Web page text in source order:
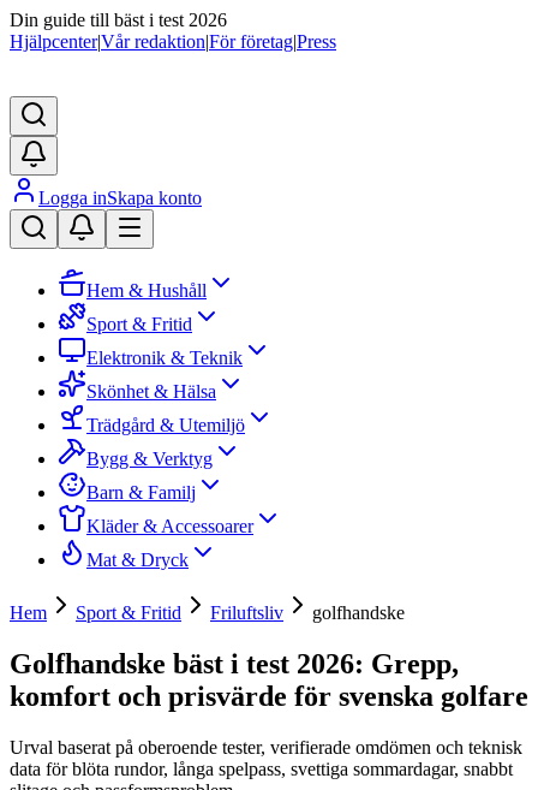
Din guide till bäst i test 2026
Hjälpcenter|Vår redaktion|För företag|Press
Logga inSkapa konto
Hem & Hushåll
Sport & Fritid
Elektronik & Teknik
Skönhet & Hälsa
Trädgård & Utemiljö
Bygg & Verktyg
Barn & Familj
Kläder & Accessoarer
Mat & Dryck
Hem Sport & Fritid Friluftsliv golfhandske
Golfhandske bäst i test 2026: Grepp,
komfort och prisvärde för svenska golfare
Urval baserat på oberoende tester, verifierade omdömen och teknisk
data för blöta rundor, långa spelpass, svettiga sommardagar, snabbt